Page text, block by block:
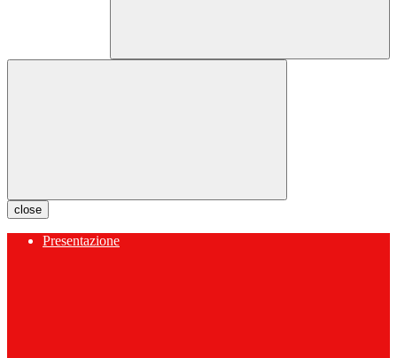
close
Presentazione